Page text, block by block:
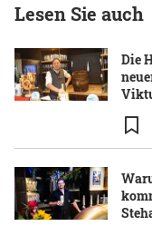
Lesen Sie auch
Die